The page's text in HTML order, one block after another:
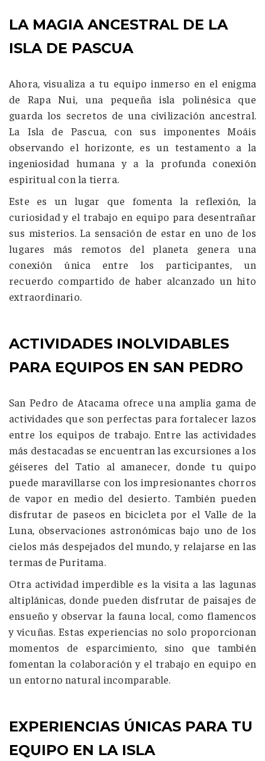
LA MAGIA ANCESTRAL DE LA
ISLA DE PASCUA
Ahora, visualiza a tu equipo inmerso en el enigma
de Rapa Nui, una pequeña isla polinésica que
guarda los secretos de una civilización ancestral.
La Isla de Pascua, con sus imponentes
Moáis
observando el horizonte, es un testamento a la
ingeniosidad humana y a la profunda conexión
espiritual con la tierra.
Este es un lugar que fomenta la reflexión, la
curiosidad y el trabajo en equipo para desentrañar
sus misterios. La sensación de estar en uno de los
lugares más remotos del planeta genera una
conexión única entre los participantes, un
recuerdo compartido de haber alcanzado un hito
extraordinario.
ACTIVIDADES INOLVIDABLES
PARA EQUIPOS EN SAN PEDRO
San Pedro de Atacama ofrece una amplia gama de
actividades que son perfectas para fortalecer lazos
entre los equipos de trabajo. Entre las actividades
más destacadas se encuentran las excursiones a los
géiseres del Tatio al amanecer, donde tu quipo
puede maravillarse con los impresionantes chorros
de vapor en medio del desierto. También pueden
disfrutar de paseos en bicicleta por el Valle de la
Luna, observaciones astronómicas bajo uno de los
cielos más despejados del mundo, y relajarse en las
termas de Puritama.
Otra actividad imperdible es la visita a las lagunas
altiplánicas, donde pueden disfrutar de paisajes de
ensueño y observar la fauna local, como flamencos
y vicuñas. Estas experiencias no solo proporcionan
momentos de esparcimiento, sino que también
fomentan la colaboración y el trabajo en equipo en
un entorno natural incomparable.
EXPERIENCIAS ÚNICAS PARA TU
EQUIPO EN LA ISLA